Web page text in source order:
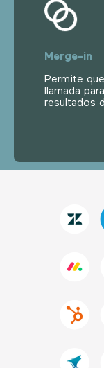
Merge-in
Permite
llamada
resultados